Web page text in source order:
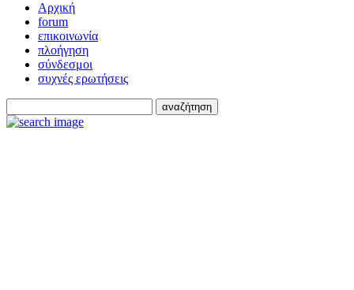
Αρχική
forum
επικοινωνία
πλοήγηση
σύνδεσμοι
συχνές ερωτήσεις